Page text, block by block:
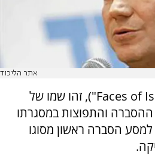
אתר הליכוד
הפנים של ישראל ("Faces of Israel"), זהו שמו של
והתפוצות במסגרתו
הסברה ראשון מסוגו